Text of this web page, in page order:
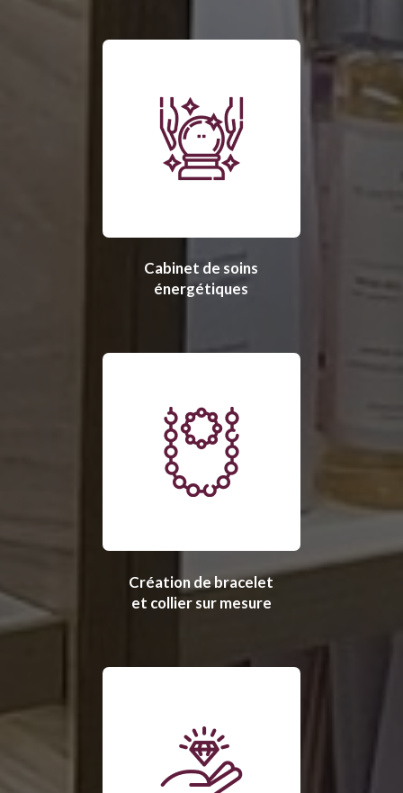
Cabinet de soins
énergétiques
Création de bracelet
et collier sur mesure